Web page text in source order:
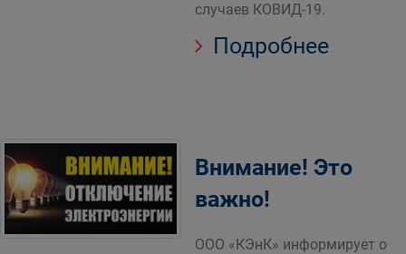
случаев КОВИД-19.
Подробнее
Внимание! Это
важно!
ООО «КЭнК» информирует о